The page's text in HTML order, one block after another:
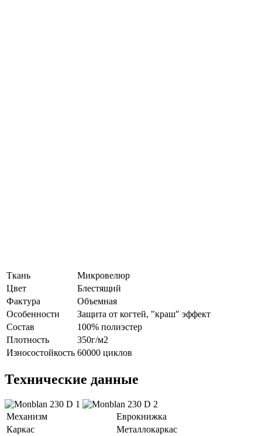
Ткань
Микровелюр
Цвет
Блестящий
Фактура
Объемная
Особенности
Защита от когтей, "краш" эффект
Состав
100% полиэстер
Плотность
350г/м2
Износостойкость 60000 циклов
Технические данные
Механизм
Еврокнижка
Каркас
Металлокаркас